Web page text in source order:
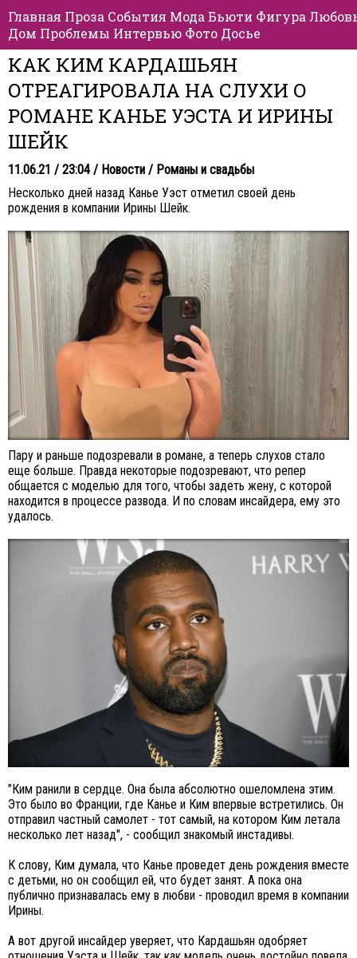
Главная Проза События Мода Бьюти Фигура
Дом Проблемы Интервью Фото Досье
КАК КИМ КАРДАШЬЯН
ОТРЕАГИРОВАЛА НА СЛУХИ О
РОМАНЕ КАНЬЕ УЭСТА И ИРИНЫ
ШЕЙК
11.06.21 / 23:04 / Новости / Романы и свадьбы
Несколько дней назад Канье Уэст отметил своей день
рождения в компании Ирины Шейк.
Пару и раньше подозревали в романе, а теперь слухов стало
еще больше. Правда некоторые подозревают, что репер
общается с моделью для того, чтобы задеть жену, с которой
находится в процессе развода. И по словам инсайдера, ему это
удалось.
"Ким ранили в сердце. Она была абсолютно ошеломлена этим.
Это было во Франции, где Канье и Ким впервые встретились. Он
отправил частный самолет - тот самый, на котором Ким летала
несколько лет назад", - сообщил знакомый инстадивы.
К слову, Ким думала, что Канье проведет день рождения вместе
с детьми, но он сообщил ей, что будет занят. А пока она
публично признавалась ему в любви - проводил время в компании
Ирины.
А вот другой инсайдер уверяет, что Кардашьян одобряет